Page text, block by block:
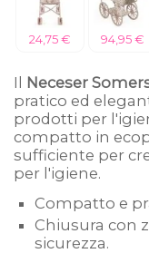
24,75 € 94,95 €
Il Neceser
pratico ed
prodotti per
compatto in
sufficiente per
per l'igiene.
Compatto e
Chiusura con
sicurezza.